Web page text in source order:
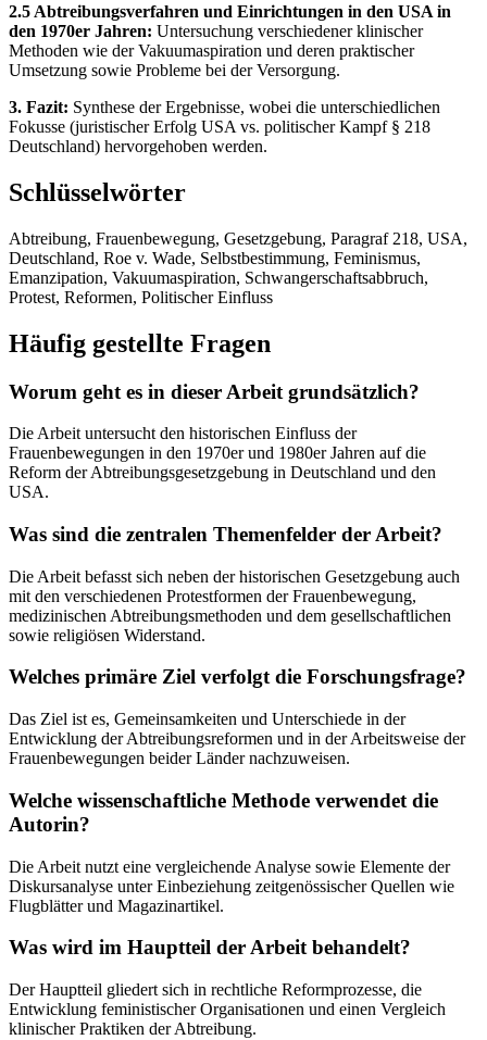
2.5 Abtreibungsverfahren und Einrichtungen in den USA in
den 1970er Jahren: Untersuchung verschiedener klinischer
Methoden wie der Vakuumaspiration und deren praktischer
Umsetzung sowie Probleme bei der Versorgung.
3. Fazit: Synthese der Ergebnisse, wobei die unterschiedlichen
Fokusse (juristischer Erfolg USA vs. politischer Kampf § 218
Deutschland) hervorgehoben werden.
Schlüsselwörter
Abtreibung, Frauenbewegung, Gesetzgebung, Paragraf 218, USA,
Deutschland, Roe v. Wade, Selbstbestimmung, Feminismus,
Emanzipation, Vakuumaspiration, Schwangerschaftsabbruch,
Protest, Reformen, Politischer Einfluss
Häufig gestellte Fragen
Worum geht es in dieser Arbeit grundsätzlich?
Die Arbeit untersucht den historischen Einfluss der
Frauenbewegungen in den 1970er und 1980er Jahren auf die
Reform der Abtreibungsgesetzgebung in Deutschland und den
USA.
Was sind die zentralen Themenfelder der Arbeit?
Die Arbeit befasst sich neben der historischen Gesetzgebung auch
mit den verschiedenen Protestformen der Frauenbewegung,
medizinischen Abtreibungsmethoden und dem gesellschaftlichen
sowie religiösen Widerstand.
Welches primäre Ziel verfolgt die Forschungsfrage?
Das Ziel ist es, Gemeinsamkeiten und Unterschiede in der
Entwicklung der Abtreibungsreformen und in der Arbeitsweise der
Frauenbewegungen beider Länder nachzuweisen.
Welche wissenschaftliche Methode verwendet die
Autorin?
Die Arbeit nutzt eine vergleichende Analyse sowie Elemente der
Diskursanalyse unter Einbeziehung zeitgenössischer Quellen wie
Flugblätter und Magazinartikel.
Was wird im Hauptteil der Arbeit behandelt?
Der Hauptteil gliedert sich in rechtliche Reformprozesse, die
Entwicklung feministischer Organisationen und einen Vergleich
klinischer Praktiken der Abtreibung.